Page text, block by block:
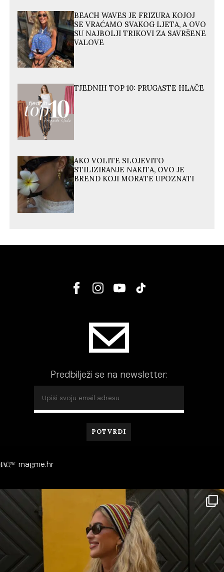
BEACH WAVES JE FRIZURA KOJOJ
SE VRAĆAMO SVAKOG LJETA, A OVO
SU NAJBOLJI TRIKOVI ZA SAVRŠENE
VALOVE
TJEDNIH TOP 10: PRUGASTE HLAČE
AKO VOLITE SLOJEVITO
STILIZIRANJE NAKITA, OVO JE
BREND KOJI MORATE UPOZNATI
Predbilježi se na newsletter:
magme.hr